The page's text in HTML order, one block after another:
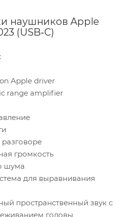
наушников Apple
(USB‑C)
Apple driver
range amplifier
громкость
шума
для выравнивания
пространственный звук с
головы